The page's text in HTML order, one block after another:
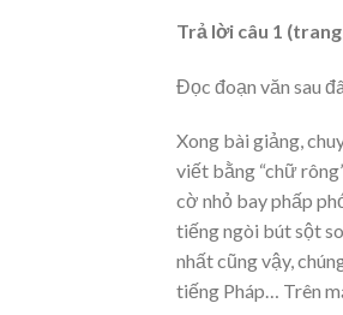
Trả lời câu 1
Đọc đoạn văn sau
Xong bài giảng,
viết bằng “chữ
cờ nhỏ bay phấp
tiếng ngòi bút sột
nhất cũng vậy,
tiếng Pháp… Trên